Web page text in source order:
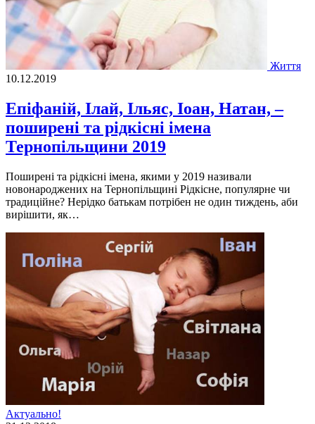
Життя
10.12.2019
Епіфаній, Ілай, Ільяс, Іоан, Натан, –
поширені та рідкісні імена
Тернопільщини 2019
Поширені та рідкісні імена, якими у 2019 називали
новонароджених на Тернопільщині Рідкісне, популярне чи
традиційне? Нерідко батькам потрібен не один тиждень, аби
вирішити, як…
Актуально!